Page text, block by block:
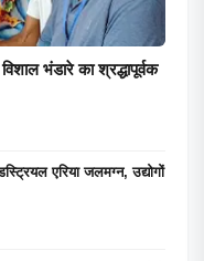
भंडारे का श्रद्धापूर्वक
एरिया जलमग्न, उद्योगों